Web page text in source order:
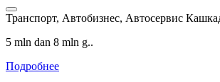
Транспорт, Автобизнес, Автосервис
5 mln dan 8 mln g..
Подробнее